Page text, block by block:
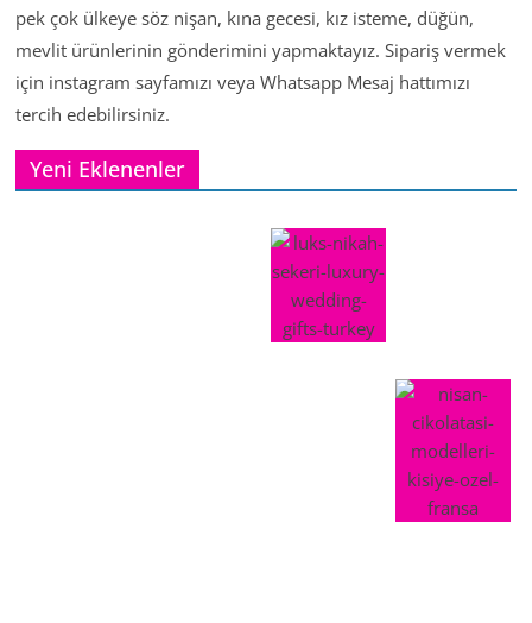
pek çok ülkeye söz nişan, kına gecesi, kız isteme, düğün,
mevlit ürünlerinin gönderimini yapmaktayız. Sipariş vermek
için instagram sayfamızı veya Whatsapp Mesaj hattımızı
tercih edebilirsiniz.
Yeni Eklenenler